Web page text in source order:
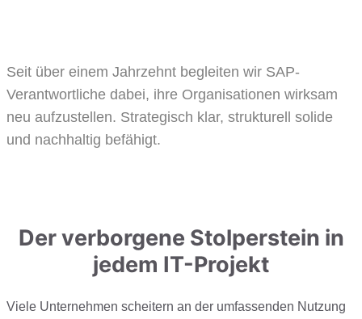
Seit über einem Jahrzehnt begleiten wir SAP-
Verantwortliche dabei, ihre Organisationen wirksam
neu aufzustellen. Strategisch klar, strukturell solide
und nachhaltig befähigt.
Der verborgene Stolperstein in
jedem IT-Projekt
Viele Unternehmen scheitern an der umfassenden Nutzung